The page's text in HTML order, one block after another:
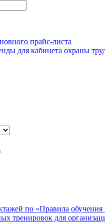
прайс-листа
для кабинета охраны
по «Правила
тренировок для